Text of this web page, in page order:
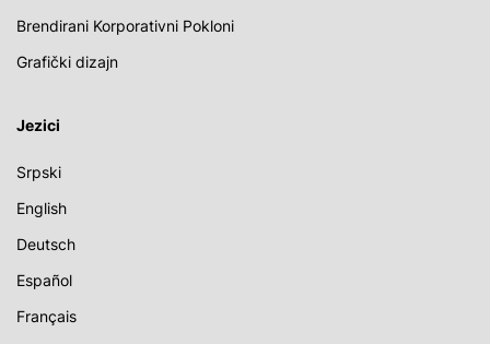
Brendirani Korporativni Pokloni
Grafički dizajn
Jezici
Srpski
English
Deutsch
Español
Français